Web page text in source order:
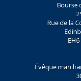
Bourse
Rue de la
EH6
Évêque